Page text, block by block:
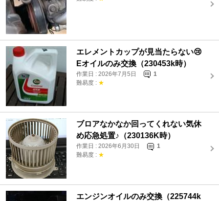
エレメントカップが見当たらない😢
Eオイルのみ交換（230453k時）
作業日 : 2026年7月5日
1
難易度 : ★
ブロアなかなか回ってくれない気休
め応急処置♪（230136K時）
作業日 : 2026年6月30日
1
難易度 : ★
エンジンオイルのみ交換（225744k